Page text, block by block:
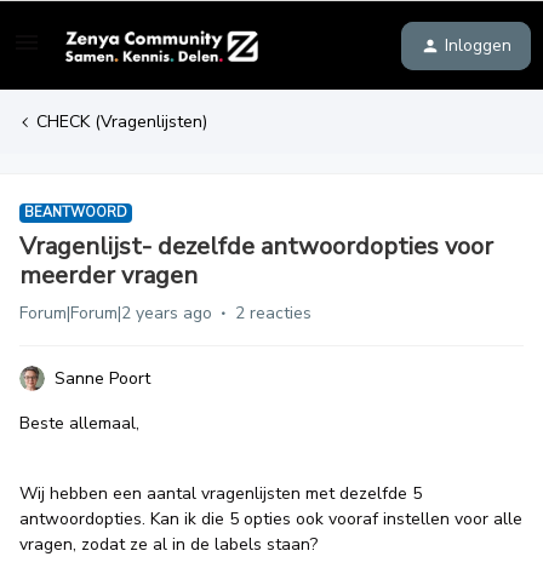
Inloggen
CHECK (Vragenlijsten)
BEANTWOORD
Vragenlijst- dezelfde antwoordopties voor
meerder vragen
Forum|Forum|2 years ago 2 reacties
Sanne Poort
Beste allemaal,
Wij hebben een aantal vragenlijsten met dezelfde 5
antwoordopties. Kan ik die 5 opties ook vooraf instellen voor alle
vragen, zodat ze al in de labels staan?